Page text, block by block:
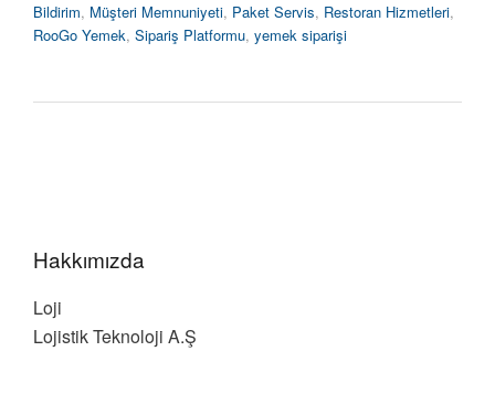
Bildirim, Müşteri Memnuniyeti, Paket Servis, Restoran Hizmetleri,
RooGo Yemek, Sipariş Platformu, yemek siparişi
Hakkımızda
Loji
Lojistik Teknoloji A.Ş